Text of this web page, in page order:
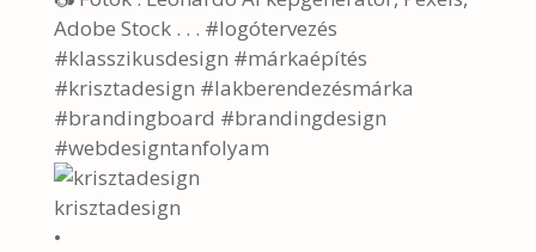
krisztadesign
•